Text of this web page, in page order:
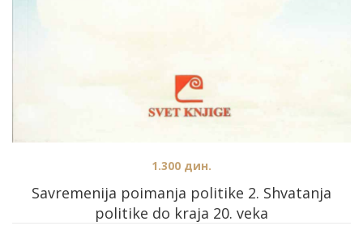
Savremenija poimanja politike 2. Shvatanja
politike do kraja 20. veka
1.300 дин.